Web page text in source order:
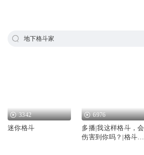
地下格斗家
3342
迷你格斗
6976
多播|我这样格斗，会
伤害到你吗？|格斗爽